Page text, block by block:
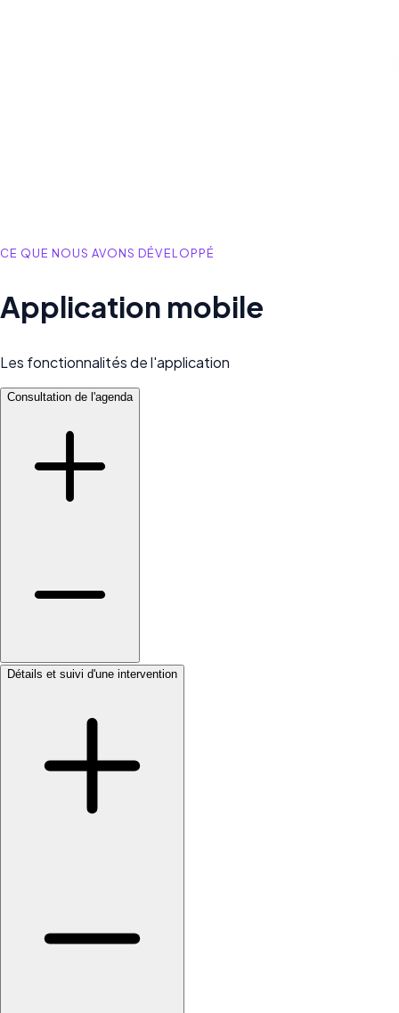
CE QUE NOUS AVONS DÉVELOPPÉ
Application mobile
Les fonctionnalités de l'application
Consultation de l'agenda
Détails et suivi d'une intervention